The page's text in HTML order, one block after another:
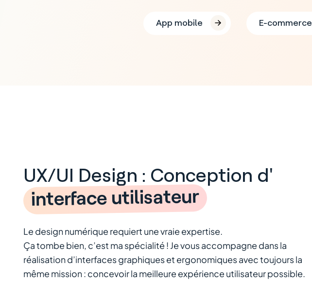
App mobile E-commerce
UX/UI Design : Conception d'
interface utilisateur
Le design numérique requiert une vraie expertise.
Ça tombe bien, c’est ma spécialité ! Je vous accompagne dans la
réalisation d’interfaces graphiques et ergonomiques avec toujours la
même mission : concevoir la meilleure expérience utilisateur possible.